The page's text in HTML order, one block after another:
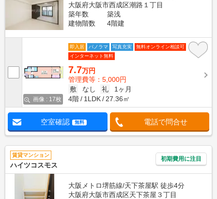
大阪府大阪市西成区潮路１丁目
築年数
築浅
建物階数
4階建
画像 : 17枚
即入居 パノラマ 写真充実
無料オンライン相談可
インターネット無料
7.7万円
管理費等：5,000円
敷
なし 礼
1ヶ月
4階
1LDK 27.36㎡
空室確認 無料 電話で問合せ
賃貸マンション
ハイツコスモス
初期費用に注目
大阪メトロ堺筋線/天下茶屋駅 徒歩4分
大阪府大阪市西成区天下茶屋３丁目